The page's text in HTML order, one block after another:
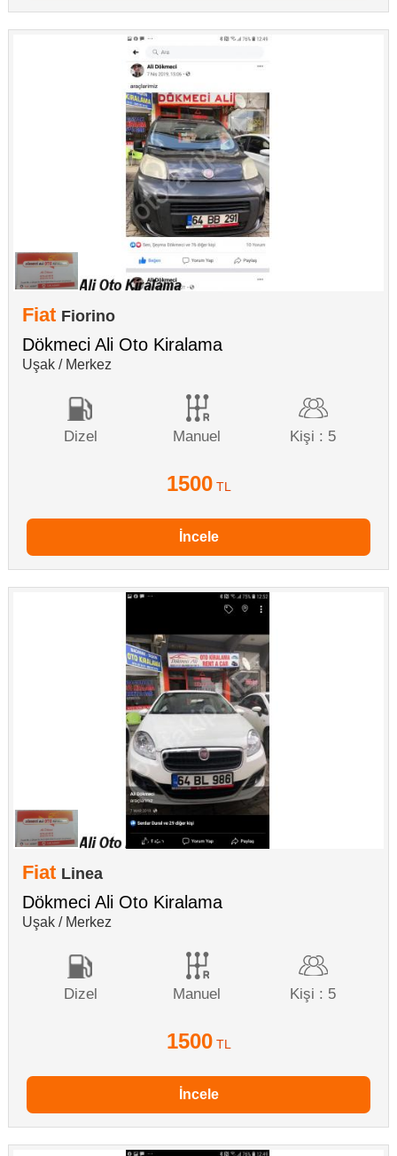
Fiat Fiorino
Dökmeci Ali Oto Kiralama
Uşak / Merkez
Dizel Manuel Kişi : 5
1500 TL
İncele
Fiat Linea
Dökmeci Ali Oto Kiralama
Uşak / Merkez
Dizel Manuel Kişi : 5
1500 TL
İncele